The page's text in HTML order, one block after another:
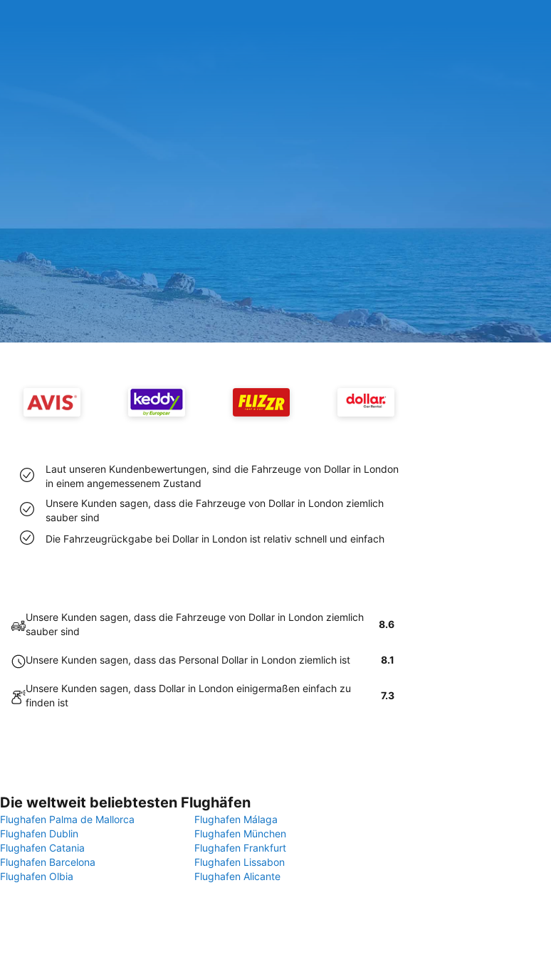
Laut unseren Kundenbewertungen, sind die Fahrzeuge von Dollar in London
in einem angemessenem Zustand
Unsere Kunden sagen, dass die Fahrzeuge von Dollar in London ziemlich
sauber sind
Die Fahrzeugrückgabe bei Dollar in London ist relativ schnell und einfach
Unsere Kunden sagen, dass die Fahrzeuge von Dollar in London ziemlich
sauber sind
8.6
Unsere Kunden sagen, dass das Personal Dollar in London ziemlich ist 8.1
Unsere Kunden sagen, dass Dollar in London einigermaßen einfach zu
finden ist
7.3
Die weltweit beliebtesten Flughäfen
Flughafen Palma de Mallorca
Flughafen Málaga
Flughafen Dublin
Flughafen München
Flughafen Catania
Flughafen Frankfurt
Flughafen Barcelona
Flughafen Lissabon
Flughafen Olbia
Flughafen Alicante